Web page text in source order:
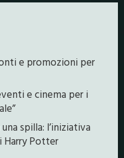
e promozioni per
e cinema per i
spilla: l’iniziativa
Harry Potter